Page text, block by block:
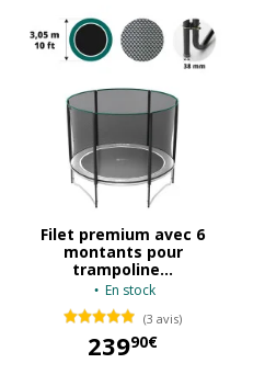
Filet premium avec 6
montants pour
trampoline...
En stock
(3 avis)
23990€